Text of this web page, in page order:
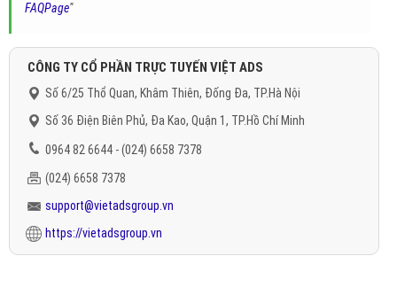
FAQPage"
CÔNG TY CỔ PHẦN TRỰC TUYẾN VIỆT ADS
Số 6/25 Thổ Quan, Khâm Thiên, Đống Đa, TP.Hà Nội
Số 36 Điện Biên Phủ, Đa Kao, Quận 1, TP.Hồ Chí Minh
0964 82 6644 - (024) 6658 7378
(024) 6658 7378
support@vietadsgroup.vn
https://vietadsgroup.vn